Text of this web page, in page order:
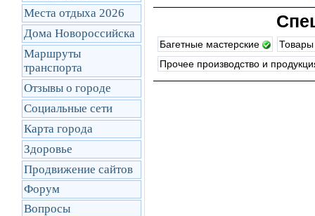
Места отдыха 2026
Дома Новороссийска
Маршруты
транcпорта
Отзывы о городе
Социальные сети
Карта города
Здоровье
Продвижение сайтов
Форум
Вопросы
Багетные мастерские
Прочее производство и